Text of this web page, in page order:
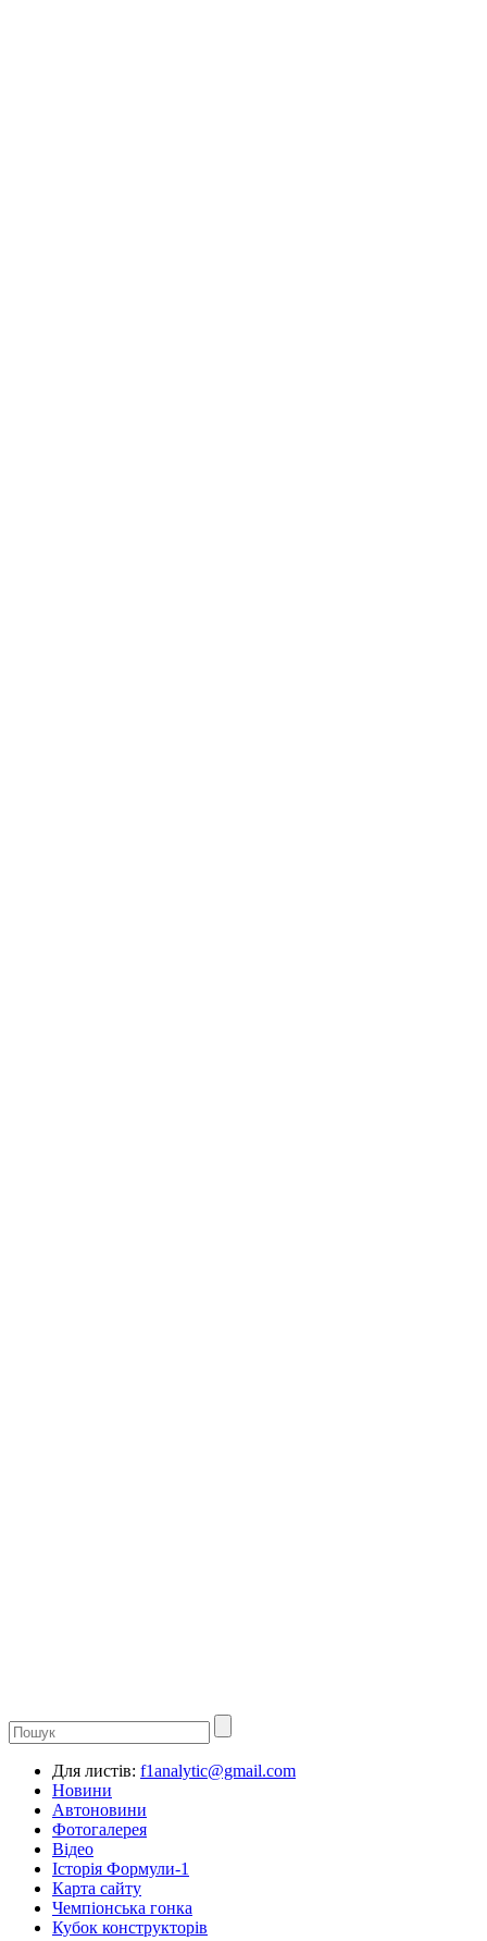
Для листів: f1analytic@gmail.com
Новини
Автоновини
Фотогалерея
Відео
Історія Формули-1
Карта сайту
Чемпіонська гонка
Кубок конструкторів